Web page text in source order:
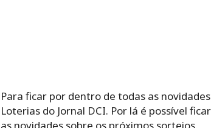
Para ficar por dentro de todas as
Loterias do Jornal DCI. Por lá é possível